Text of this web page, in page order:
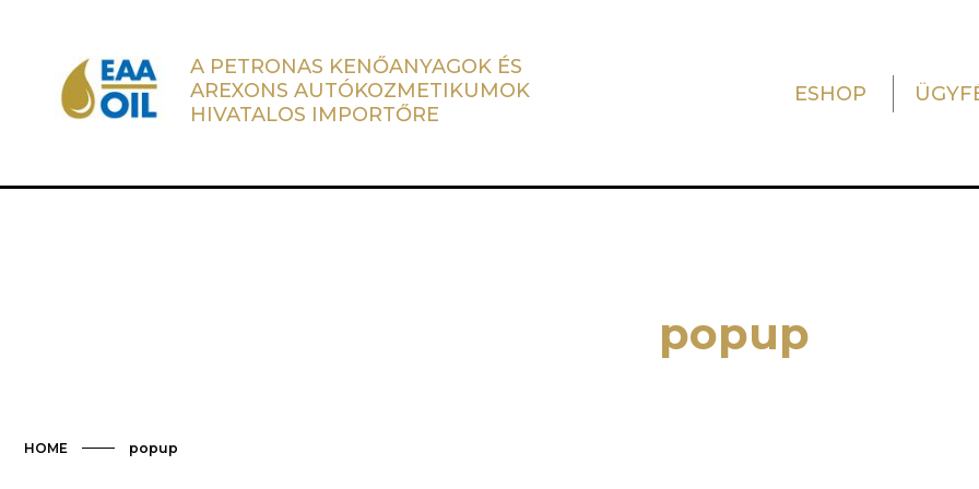
A PETRONAS KENŐANYAGOK ÉS
AREXONS AUTÓKOZMETIKUMOK
HIVATALOS IMPORTŐRE
ESHOP
popup
HOME popup